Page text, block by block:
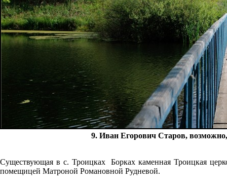
9. Иван Егорович Старов,
Существующая в с. Троицках Борках каменная Троицкая
помещицей Матроной Романовной Рудневой.